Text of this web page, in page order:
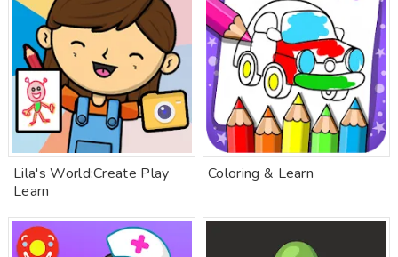
Lila's World:Create Play
Learn
Coloring & Learn